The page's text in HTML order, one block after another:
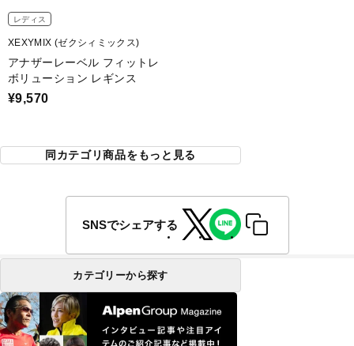
レディス
XEXYMIX (ゼクシィミックス)
アナザーレーベル フィットレ
ボリューション レギンス
¥9,570
同カテゴリ商品をもっと見る
SNSでシェアする
カテゴリーから探す